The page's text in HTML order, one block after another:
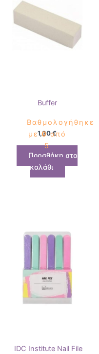
Buffer
Βαθμολογήθηκε
με0από
5
1,30€
Προσθήκη στο
καλάθι
IDC Institute Nail File